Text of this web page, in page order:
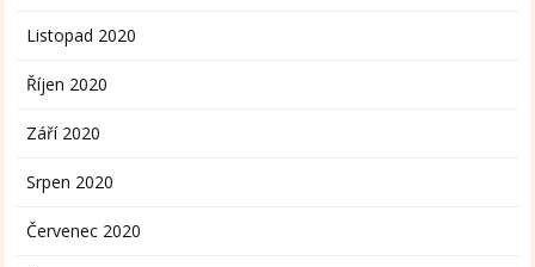
Listopad 2020
Říjen 2020
Září 2020
Srpen 2020
Červenec 2020